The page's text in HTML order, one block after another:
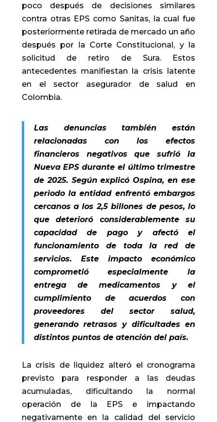
poco después de decisiones similares
contra otras EPS como Sanitas, la cual fue
posteriormente retirada de mercado un año
después por la Corte Constitucional, y la
solicitud de retiro de Sura. Estos
antecedentes manifiestan la crisis latente
en el sector asegurador de salud en
Colombia.
Las denuncias también están
relacionadas con los efectos
financieros negativos que sufrió la
Nueva EPS durante el último trimestre
de 2025. Según explicó Ospina, en ese
periodo la entidad enfrentó embargos
cercanos a los 2,5 billones de pesos, lo
que deterioró considerablemente su
capacidad de pago y afectó el
funcionamiento de toda la red de
servicios. Este impacto económico
comprometió especialmente la
entrega de medicamentos y el
cumplimiento de acuerdos con
proveedores del sector salud,
generando retrasos y dificultades en
distintos puntos de atención del país.
La crisis de liquidez alteró el cronograma
previsto para responder a las deudas
acumuladas, dificultando la normal
operación de la EPS e impactando
negativamente en la calidad del servicio